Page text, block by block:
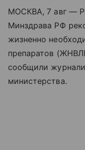
МОСКВА, 7 авг —
Минздрава РФ
жизненно
препаратов
сообщили
министерства.